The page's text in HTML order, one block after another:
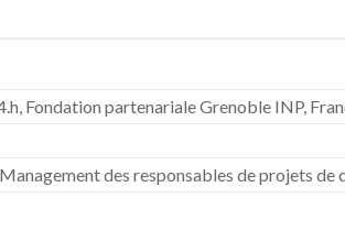
Fondation partenariale Grenoble INP,
des responsables de projets